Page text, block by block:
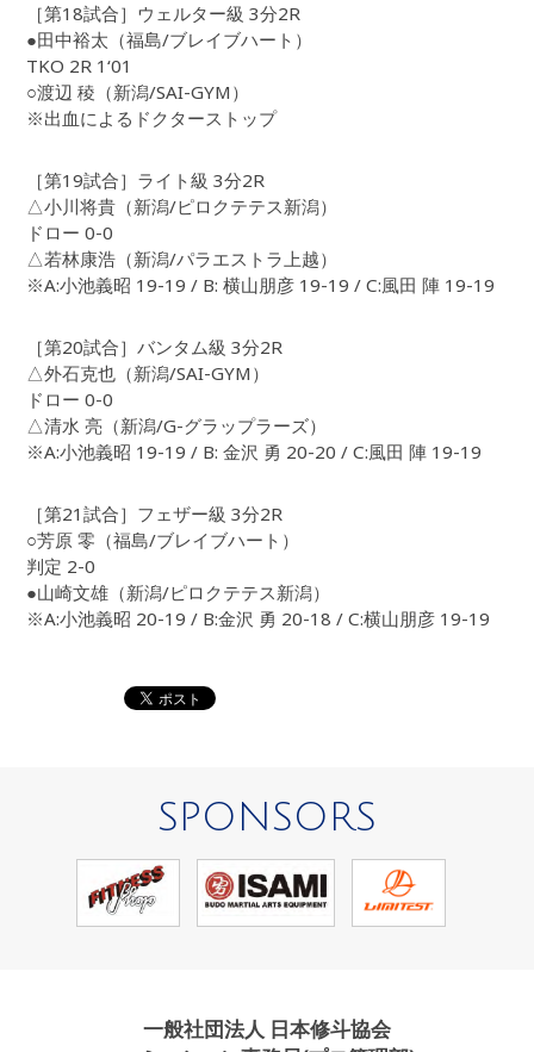
［第18試合］ウェルター級 3分2R
●田中裕太（福島/ブレイブハート）
TKO 2R 1‘01
○渡辺 稜（新潟/SAI-GYM）
※出血によるドクターストップ
［第19試合］ライト級 3分2R
△小川将貴（新潟/ピロクテテス新潟）
ドロー 0-0
△若林康浩（新潟/パラエストラ上越）
※A:小池義昭 19-19 / B: 横山朋彦 19-19 / C:風田 陣 19-19
［第20試合］バンタム級 3分2R
△外石克也（新潟/SAI-GYM）
ドロー 0-0
△清水 亮（新潟/G-グラップラーズ）
※A:小池義昭 19-19 / B: 金沢 勇 20-20 / C:風田 陣 19-19
［第21試合］フェザー級 3分2R
○芳原 零（福島/ブレイブハート）
判定 2-0
●山崎文雄（新潟/ピロクテテス新潟）
※A:小池義昭 20-19 / B:金沢 勇 20-18 / C:横山朋彦 19-19
SPONSORS
一般社団法人 日本修斗協会